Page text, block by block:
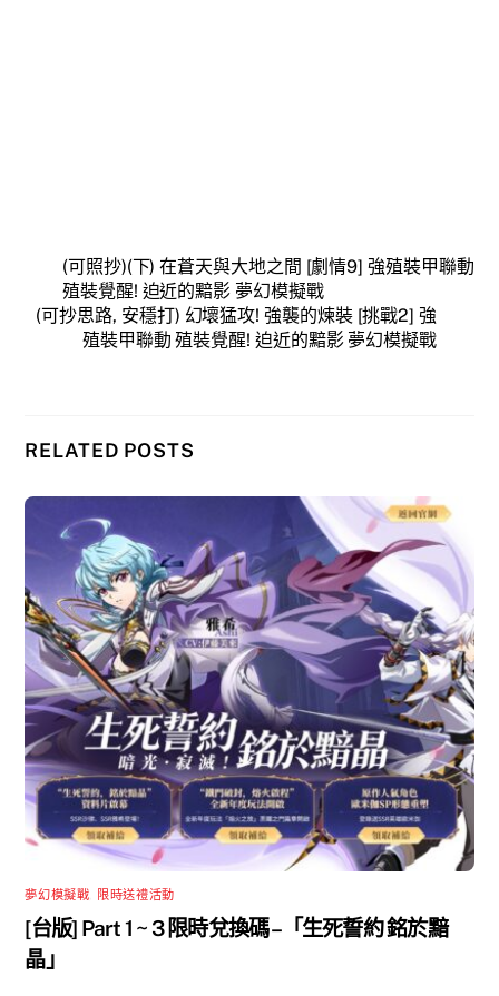
(可照抄)(下) 在蒼天與大地之間 [劇情9] 強殖裝甲聯動
殖裝覺醒! 迫近的黯影 夢幻模擬戰
(可抄思路, 安穩打) 幻壞猛攻! 強襲的煉裝 [挑戰2] 強
殖裝甲聯動 殖裝覺醒! 迫近的黯影 夢幻模擬戰
RELATED POSTS
夢幻模擬戰 限時送禮活動
[台版] Part 1 ~ 3 限時兌換碼 –「生死誓約 銘於黯
晶」